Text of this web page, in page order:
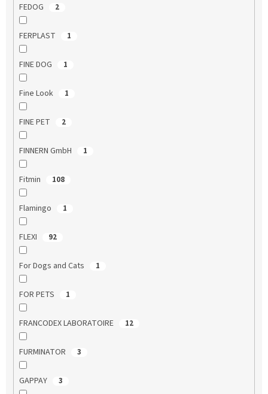
FEDOG 2
FERPLAST 1
FINE DOG 1
Fine Look 1
FINE PET 2
FINNERN GmbH 1
Fitmin 108
Flamingo 1
FLEXI 92
For Dogs and Cats 1
FOR PETS 1
FRANCODEX LABORATOIRE 12
FURMINATOR 3
GAPPAY 3